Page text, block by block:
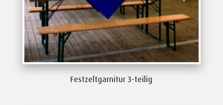
Festzeltgarnitur 3-teilig